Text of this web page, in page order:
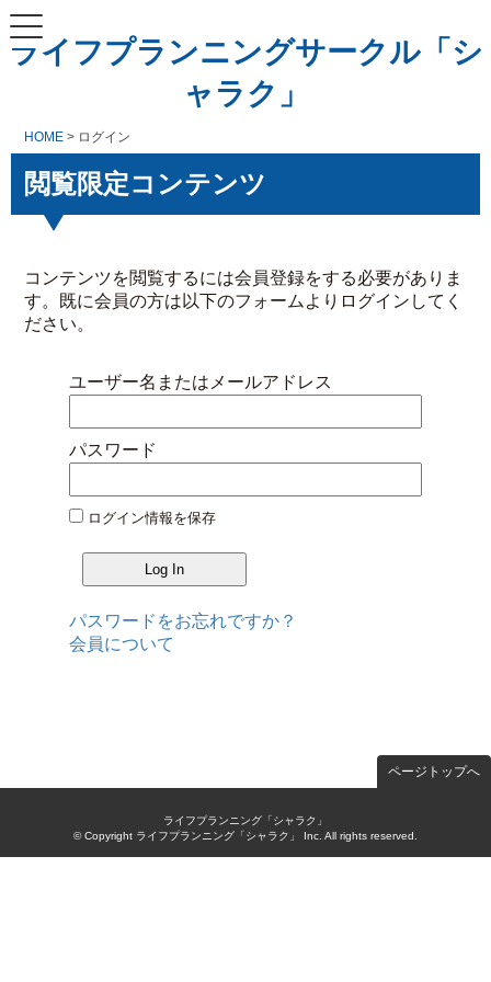
ライフプランニングサークル「シ
ャラク」
HOME > ログイン
閲覧限定コンテンツ
コンテンツを閲覧するには会員登録をする必要がありま
す。既に会員の方は以下のフォームよりログインしてく
ださい。
ユーザー名またはメールアドレス
パスワード
ログイン情報を保存
パスワードをお忘れですか？
会員について
ページトップへ
ライフプランニング「シャラク」
© Copyright ライフプランニング「シャラク」 Inc. All rights reserved.